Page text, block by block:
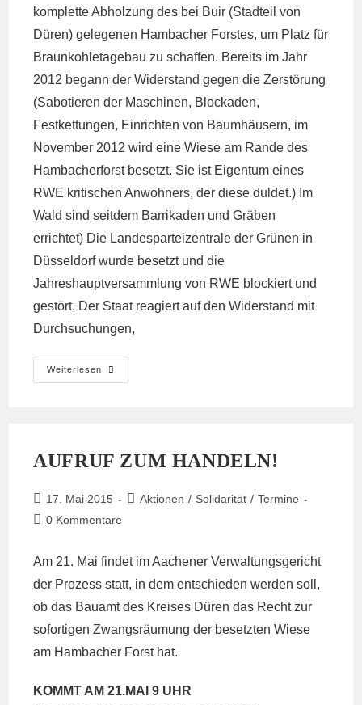
komplette Abholzung des bei Buir (Stadteil von
Düren) gelegenen Hambacher Forstes, um Platz für
Braunkohletagebau zu schaffen. Bereits im Jahr
2012 begann der Widerstand gegen die Zerstörung
(Sabotieren der Maschinen, Blockaden,
Festkettungen, Einrichten von Baumhäusern, im
November 2012 wird eine Wiese am Rande des
Hambacherforst besetzt. Sie ist Eigentum eines
RWE kritischen Anwohners, der diese duldet.) Im
Wald sind seitdem Barrikaden und Gräben
errichtet) Die Landesparteizentrale der Grünen in
Düsseldorf wurde besetzt und die
Jahreshauptversammlung von RWE blockiert und
gestört. Der Staat reagiert auf den Widerstand mit
Durchsuchungen,
Weiterlesen
Artikel
Auf
AUFRUF ZUM HANDELN!
Beitrag
veröffentlicht:
17. Mai 2015
Beitrags-
Aktionen / Solidarität / Termine
Beitrags-
0 Kommentare
Am 21. Mai findet im Aachener Verwaltungsgericht
der Prozess statt, in dem entschieden werden soll,
ob das Bauamt des Kreises Düren das Recht zur
sofortigen Zwangsräumung der besetzten Wiese
am Hambacher Forst hat.
KOMMT AM 21.MAI 9 UHR